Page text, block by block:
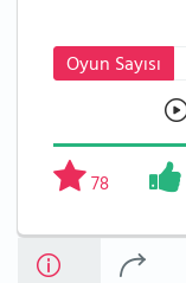
Oyun Sayısı
78